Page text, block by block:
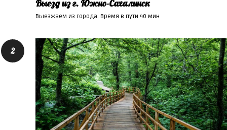
Выезд из г. Южно-Сахалинск
Выезжаем из города. Время в пути 40 мин